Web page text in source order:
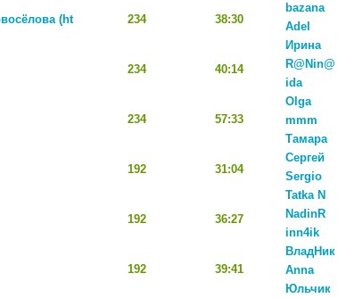
(ht 234 38:30
234 40:14
234 57:33
192 31:04
192 36:27
192 39:41
bazana
Adel
Ирина
R@Nin@
ida
Olga
mmm
Тамара
Сергей
Sergio
Tatka N
NadinR
inn4ik
ВладНик
Anna
Юльчик